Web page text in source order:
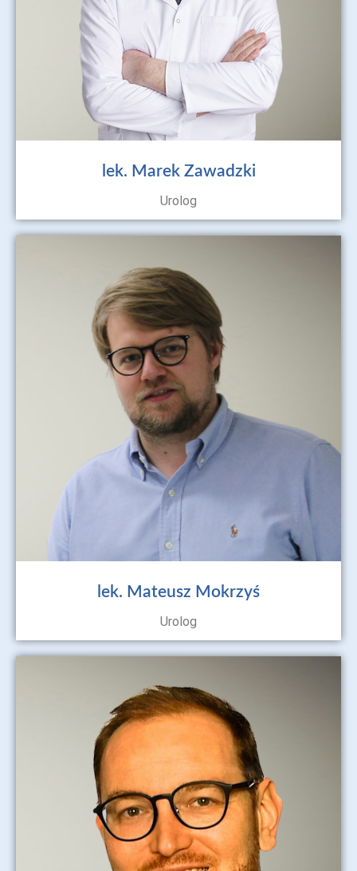
lek. Marek Zawadzki
Urolog
lek. Mateusz Mokrzyś
Urolog